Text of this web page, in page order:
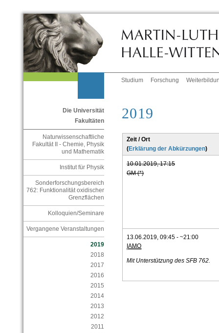
Studium Forschung
Die Universität
Fakultäten
Naturwissenschaftliche
Fakultät II - Chemie, Physik
und Mathematik
Institut für Physik
Sonderforschungsbereich
762: Funktionalität oxidischer
Grenzflächen
Kolloquien/Seminare
Vergangene Veranstaltungen
2019
2018
2017
2016
2015
2014
2013
2012
2011
2019
Zeit / Ort
(Erklärung der Abkürzungen)
10.01.2019, 17:15
GM (*)
13.06.2019, 09:45 - ~21:00
IAMO
Mit Unterstützung des SFB 762.